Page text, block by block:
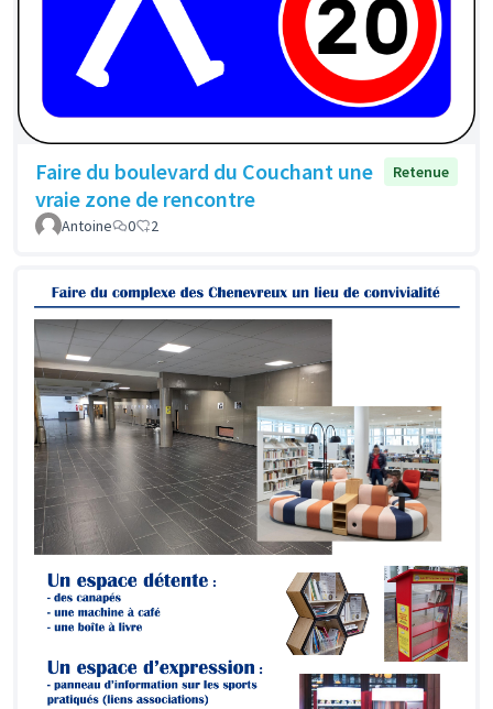
Faire du boulevard du Couchant une
vraie zone de rencontre
Retenue
Antoine 0 2